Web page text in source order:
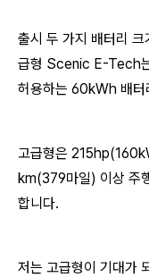
출시 두 가지 배터리
급형 Scenic E-Tech
허용하는 60kWh 배터
고급형은
km(379마일) 이상 주
합니다.
저는 고급형이 기대가